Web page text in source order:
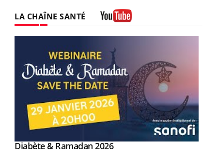
LA CHAÎNE SANTÉ
Youtube
Diabète & Ramadan 2026Youtube